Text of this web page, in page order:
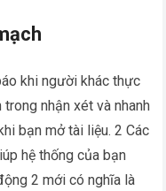
khi người khác thực
nhận xét và nhanh
bạn mở tài liệu. 2 Các
hệ thống của bạn
2 mới có nghĩa là